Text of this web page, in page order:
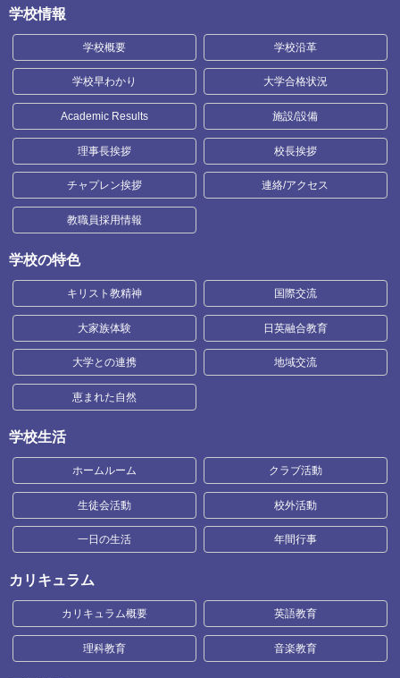
学校情報
学校概要 学校沿革
学校早わかり 大学合格状況
Academic Results 施設/設備
理事長挨拶 校長挨拶
チャプレン挨拶 連絡/アクセス
教職員採用情報
学校の特色
キリスト教精神 国際交流
大家族体験 日英融合教育
大学との連携 地域交流
恵まれた自然
学校生活
ホームルーム クラブ活動
生徒会活動 校外活動
一日の生活 年間行事
カリキュラム
カリキュラム概要 英語教育
理科教育 音楽教育